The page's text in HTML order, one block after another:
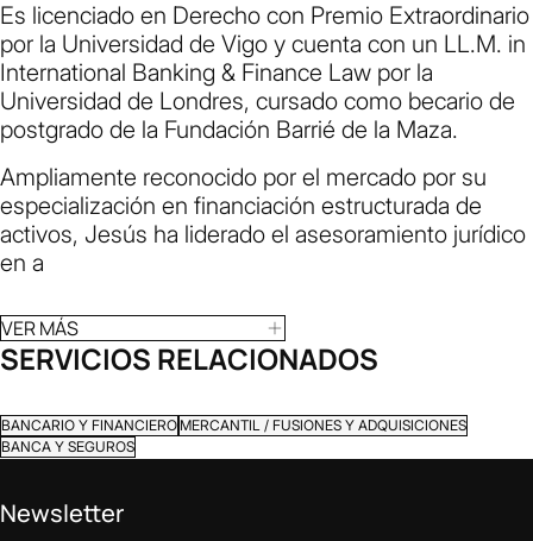
Es licenciado en Derecho con Premio Extraordinario
por la Universidad de Vigo y cuenta con un LL.M. in
International Banking & Finance Law por la
Universidad de Londres, cursado como becario de
postgrado de la Fundación Barrié de la Maza.
Ampliamente reconocido por el mercado por su
especialización en financiación estructurada de
activos, Jesús ha liderado el asesoramiento jurídico
en a
VER MÁS
SERVICIOS RELACIONADOS
BANCARIO Y FINANCIERO MERCANTIL / FUSIONES Y ADQUISICIONES
BANCA Y SEGUROS
Newsletter